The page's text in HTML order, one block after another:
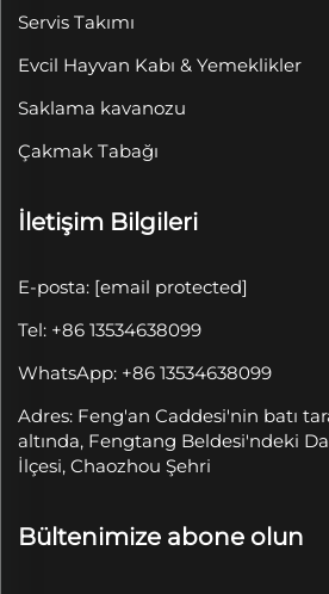
Servis Takımı
Evcil Hayvan Kabı & Yemeklikler
Saklama kavanozu
Çakmak Tabağı
İletişim Bilgileri
E-posta: [email protected]
Tel: +86 13534638099
WhatsApp: +86 13534638099
Adres: Feng'an Caddesi'nin batı
altında, Fengtang Beldesi'ndeki
İlçesi, Chaozhou Şehri
Bültenimize abone olun